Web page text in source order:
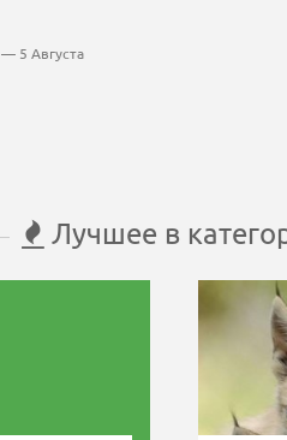
— 5 Августа
Лучшее в